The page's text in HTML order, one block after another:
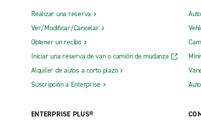
Realizar una reserva
Ver/Modificar/Cancelar
Obtener un recibo
Iniciar una reserva de van o camión de mudanza
Alquiler de autos a corto plazo
Suscripción a Enterprise
ENTERPRISE PLUS®